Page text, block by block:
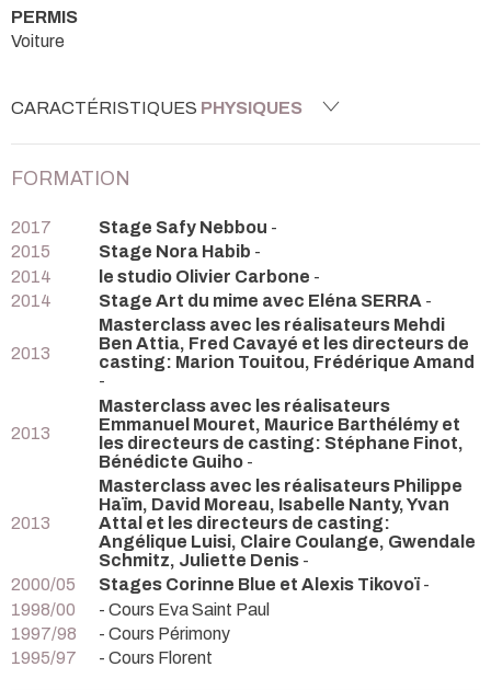
PERMIS
Voiture
CARACTÉRISTIQUES PHYSIQUES
FORMATION
2017 Stage Safy Nebbou -
2015
Stage Nora Habib -
2014
le studio Olivier Carbone -
2014
Stage Art du mime avec Eléna SERRA -
2013
Masterclass avec les réalisateurs Mehdi
Ben Attia, Fred Cavayé et les directeurs de
casting: Marion Touitou, Frédérique Amand
-
2013
Masterclass avec les réalisateurs
Emmanuel Mouret, Maurice Barthélémy et
les directeurs de casting: Stéphane Finot,
Bénédicte Guiho -
2013
Masterclass avec les réalisateurs Philippe
Haïm, David Moreau, Isabelle Nanty, Yvan
Attal et les directeurs de casting:
Angélique Luisi, Claire Coulange, Gwendale
Schmitz, Juliette Denis -
2000/05
Stages Corinne Blue et Alexis Tikovoï-
1998/00
- Cours Eva Saint Paul
1997/98
- Cours Périmony
1995/97
- Cours Florent